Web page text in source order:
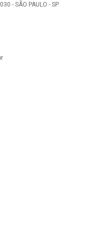
- SÃO PAULO - SP